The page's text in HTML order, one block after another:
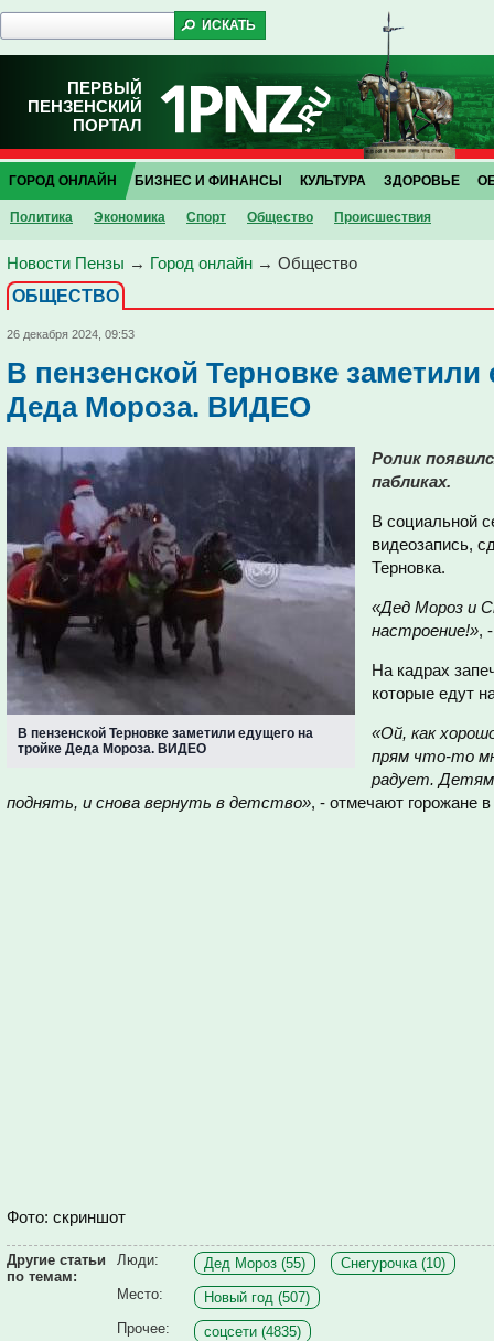
ПЕРВЫЙ
ПЕНЗЕНСКИЙ
ПОРТАЛ
ГОРОД ОНЛАЙН
Политика Экономика Спорт Общество Проиcшествия
БИЗНЕС И ФИНАНСЫ КУЛЬТУРА ЗДОРОВЬЕ
Новости Пензы → Город онлайн → Общество
ОБЩЕСТВО
26 декабря 2024, 09:53
В пензенской Терновке заметили
Деда Мороза. ВИДЕО
В пензенской Терновке заметили едущего на
тройке Деда Мороза. ВИДЕО
Ролик
пабликах.
В социальной
видеозапись,
Терновка.
«Дед Мороз и
настроение!»,
На кадрах
которые едут
«Ой, как
прям что-то
радует.
поднять, и снова вернуть в детство», - отмечают горожане
Фото: скриншот
Другие статьи
по темам:
Люди: Дед Мороз (55)
Снегурочка (10)
Место:
Новый год (507)
Прочее:
соцсети (4835)